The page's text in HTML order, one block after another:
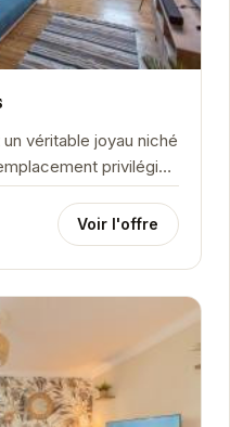
un véritable joyau niché
privilégié
aux...
Voir l'offre